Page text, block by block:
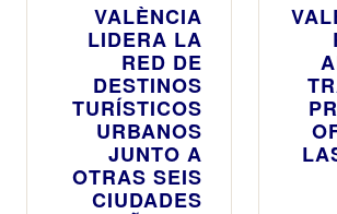
VALÈNCIA
LIDERA LA
RED DE
DESTINOS
TURÍSTICOS
URBANOS
JUNTO A
OTRAS SEIS
CIUDADES